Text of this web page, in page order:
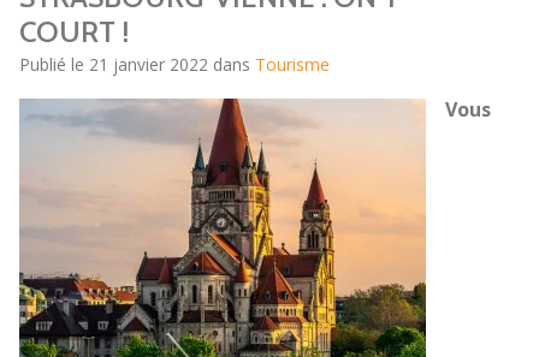
COURT !
Publié le 21 janvier 2022 dans Tourisme
Vous